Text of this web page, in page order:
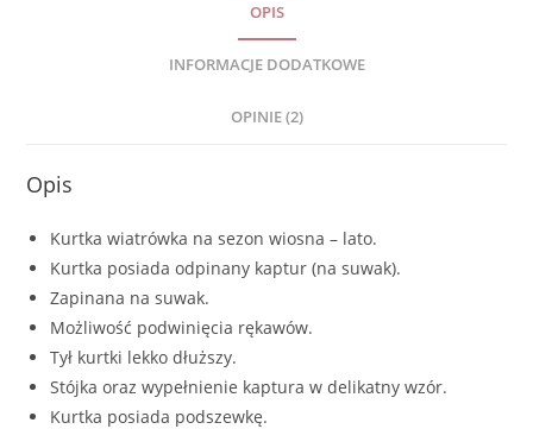
OPIS
INFORMACJE DODATKOWE
OPINIE (2)
Opis
Kurtka wiatrówka na sezon wiosna – lato.
Kurtka posiada odpinany kaptur (na suwak).
Zapinana na suwak.
Możliwość podwinięcia rękawów.
Tył kurtki lekko dłuższy.
Stójka oraz wypełnienie kaptura w delikatny wzór.
Kurtka posiada podszewkę.